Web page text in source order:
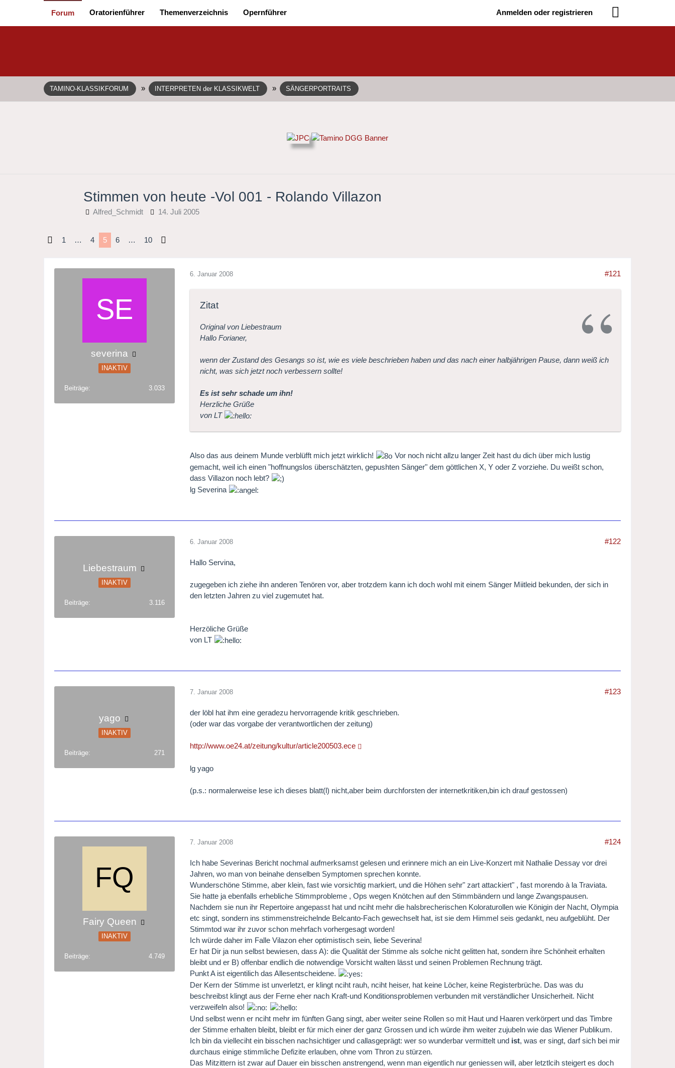
Forum Oratorienführer Themenverzeichnis Opernführer Anmelden oder registrieren
TAMINO-KLASSIKFORUM » INTERPRETEN der KLASSIKWELT » SÄNGERPORTRAITS
Stimmen von heute -Vol 001 - Rolando Villazon
Alfred_Schmidt 14. Juli 2005
1 … 4 5 6 … 10
severina
INAKTIV
Beiträge 3.033
6. Januar 2008 #121
Zitat
Original von Liebestraum
Hallo Forianer,
wenn der Zustand des Gesangs so ist, wie es viele beschrieben haben und das nach einer halbjährigen Pause, dann weiß ich
nicht, was sich jetzt noch verbessern sollte!
Es ist sehr schade um ihn!
Herzliche Grüße
von LT
Also das aus deinem Munde verblüfft mich jetzt wirklich!
Vor noch nicht allzu langer Zeit hast du dich über mich lustig
gemacht, weil ich einen "hoffnungslos überschätzten, gepushten Sänger" dem göttlichen X, Y oder Z vorziehe. Du weißt schon,
dass Villazon noch lebt?
lg Severina
Liebestraum
INAKTIV
Beiträge 3.116
6. Januar 2008 #122
Hallo Servina,
zugegeben ich ziehe ihn anderen Tenören vor, aber trotzdem kann ich doch wohl mit einem Sänger Miitleid bekunden, der sich in
den letzten Jahren zu viel zugemutet hat.
Herzöliche Grüße
von LT
yago
INAKTIV
Beiträge 271
7. Januar 2008 #123
der löbl hat ihm eine geradezu hervorragende kritik geschrieben.
(oder war das vorgabe der verantwortlichen der zeitung)
http://www.oe24.at/zeitung/kultur/article200503.ece
lg yago
(p.s.: normalerweise lese ich dieses blatt(l) nicht,aber beim durchforsten der internetkritiken,bin ich drauf gestossen)
Fairy Queen
INAKTIV
Beiträge 4.749
7. Januar 2008 #124
Ich habe Severinas Bericht nochmal aufmerksamst gelesen und erinnere mich an ein Live-Konzert mit Nathalie Dessay vor drei
Jahren, wo man von beinahe denselben Symptomen sprechen konnte.
Wunderschöne Stimme, aber klein, fast wie vorsichtig markiert, und die Höhen sehr" zart attackiert" , fast morendo à la Traviata.
Sie hatte ja ebenfalls erhebliche Stimmprobleme , Ops wegen Knötchen auf den Stimmbändern und lange Zwangspausen.
Nachdem sie nun ihr Repertoire angepasst hat und nciht mehr die halsbrecherischen Koloraturollen wie Königin der Nacht, Olympia
etc singt, sondern ins stimmenstreichelnde Belcanto-Fach gewechselt hat, ist sie dem Himmel seis gedankt, neu aufgeblüht. Der
Stimmtod war ihr zuvor schon mehrfach vorhergesagt worden!
Ich würde daher im Falle Vilazon eher optimistisch sein, liebe Severina!
Er hat Dir ja nun selbst bewiesen, dass A): die Qualität der Stimme als solche nicht gelitten hat, sondern ihre Schönheit erhalten
bleibt und er B) offenbar endlich die notwendige Vorsicht walten lässt und seinen Problemen Rechnung trägt.
Punkt A ist eigentilich das Allesentscheidene.
Der Kern der Stimme ist unverletzt, er klingt nciht rauh, nciht heiser, hat keine Löcher, keine Registerbrüche. Das was du
beschreibst klingt aus der Ferne eher nach Kraft-und Konditionsproblemen verbunden mit verständlicher Unsicherheit. Nicht
verzweifeln also!
Und selbst wenn er nciht mehr im fünften Gang singt, aber weiter seine Rollen so mit Haut und Haaren verkörpert und das Timbre
der Stimme erhalten bleibt, bleibt er für mich einer der ganz Grossen und ich würde ihm weiter zujubeln wie das Wiener Publikum.
Ich bin da vielleciht ein bisschen nachsichtiger und callasgeprägt: wer so wunderbar vermittelt und ist, was er singt, darf sich bei mir
durchaus einige stimmliche Defizite erlauben, ohne vom Thron zu stürzen.
Das Mitzittern ist zwar auf Dauer ein bisschen anstrengend, wenn man eigentlich nur geniessen will, aber letztlcih steigert es doch